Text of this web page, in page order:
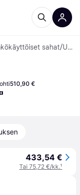
sahat/ Upotussahat
510,90 €
433,54 €
Tai 75,72 €/kk.¹